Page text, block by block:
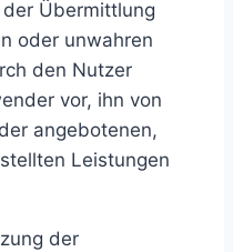
Übermittlung
oder unwahren
den Nutzer
vor, ihn von
angebotenen,
Leistungen
der